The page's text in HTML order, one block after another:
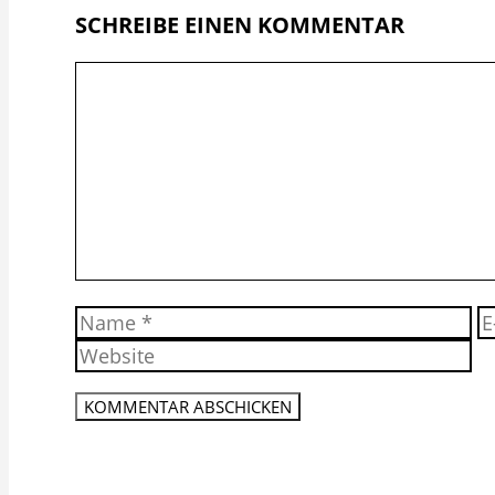
SCHREIBE EINEN KOMMENTAR
Name
E-